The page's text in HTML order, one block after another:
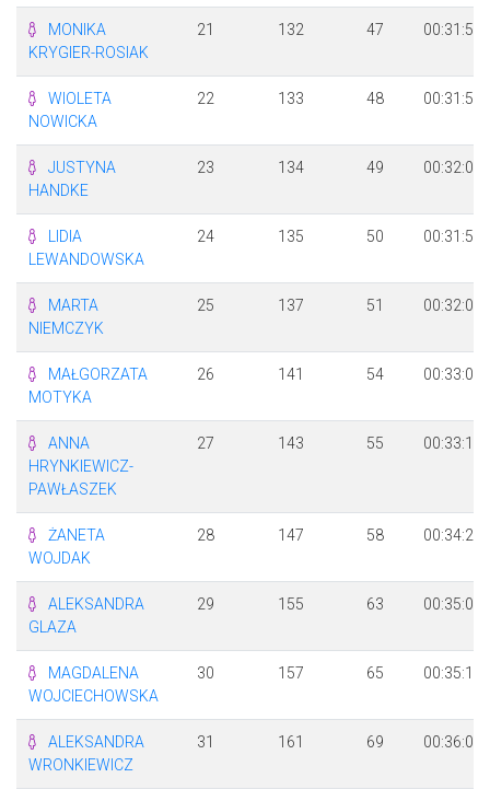
MONIKA
KRYGIER-ROSIAK
21 132 47 00:31:52
WIOLETA
NOWICKA
22 133 48 00:31:53
JUSTYNA
HANDKE
23 134 49 00:32:00
LIDIA
LEWANDOWSKA
24 135 50 00:31:52
MARTA
NIEMCZYK
25 137 51 00:32:04
MAŁGORZATA
MOTYKA
26 141 54 00:33:01
ANNA
HRYNKIEWICZ-
PAWŁASZEK
27 143 55 00:33:19
ŻANETA
WOJDAK
28 147 58 00:34:29
ALEKSANDRA
GLAZA
29 155 63 00:35:07
MAGDALENA
WOJCIECHOWSKA
30 157 65 00:35:14
ALEKSANDRA
WRONKIEWICZ
31 161 69 00:36:03